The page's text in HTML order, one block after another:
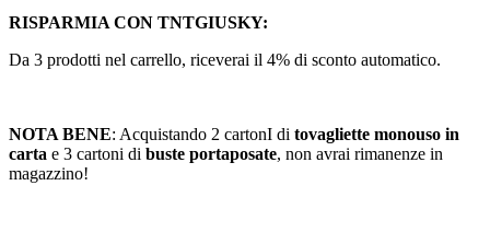
RISPARMIA CON TNTGIUSKY:
Da 3 prodotti nel carrello, riceverai il 4% di sconto automatico.
NOTA BENE: Acquistando 2 cartonI di tovagliette monouso in
carta e 3 cartoni di buste portaposate, non avrai rimanenze in
magazzino!